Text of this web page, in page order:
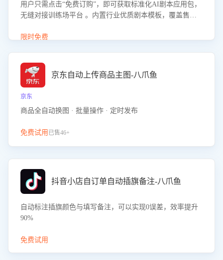
用户只需点击“免费订购”，即可获取标准化AI剧本应用包，
无缝对接训练场平台 。内置行业优质剧本模板，覆盖售前
初始化时间，助力企业快速启动智能客服训练
限时免费
京东自动上传商品主图-八爪鱼
京东
商品全自动换图 · 批量操作 · 定时发布
免费试用 已售46+
抖音小店自订单自动插旗备注-八爪鱼
自动标注插旗颜色与填写备注，可以实现0误差，效率提升
90%
免费试用